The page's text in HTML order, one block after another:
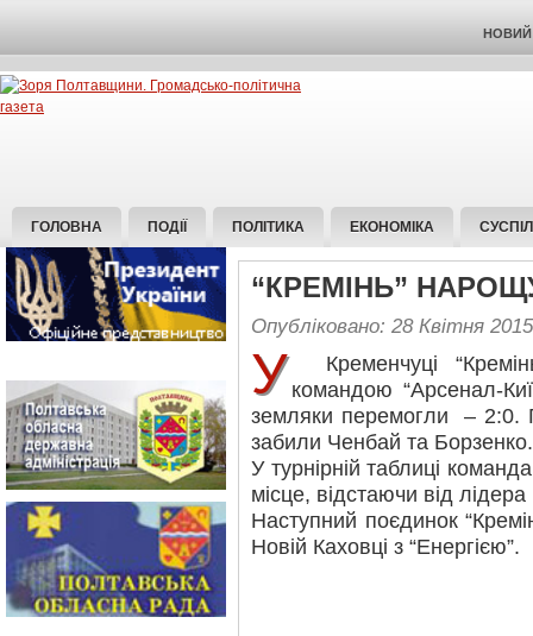
НОВИЙ
ГОЛОВНА ПОДІЇ ПОЛІТИКА ЕКОНОМІКА
“КРЕМІНЬ”
Опубліковано: 28 Квітня 2015
У
Кременчуці
командою “Арсенал-
земляки перемогли – 2:0.
забили Ченбай та Борзенко.
У турнірній таблиці
місце, відстаючи від
Наступний поєдинок
Новій Каховці з “Енергією”.